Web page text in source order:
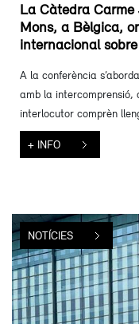
La Càtedra
Mons, a Bèlgica,
internacional
A la conferència
amb la intercomprensió,
interlocutor comprèn
+ INFO
NOTÍCIES